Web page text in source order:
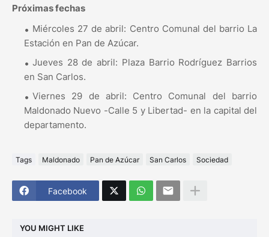
Próximas fechas
Miércoles 27 de abril: Centro Comunal del barrio La
Estación en Pan de Azúcar.
Jueves 28 de abril: Plaza Barrio Rodríguez Barrios
en San Carlos.
Viernes 29 de abril: Centro Comunal del barrio
Maldonado Nuevo -Calle 5 y Libertad- en la capital del
departamento.
Tags Maldonado Pan de Azúcar San Carlos Sociedad
Facebook
YOU MIGHT LIKE